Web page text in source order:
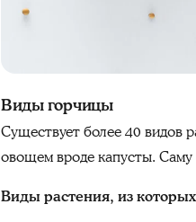
Виды горчицы
Существует более 40 видов
овощем вроде капусты. Саму
Виды растения, из